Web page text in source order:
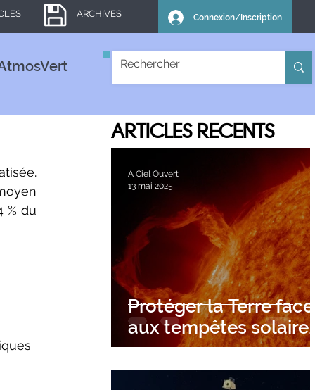
ARCHIVES Connexion/Inscription
% du
ARTICLES RECENTS
Protéger la Terre face
aux tempêtes
?
A Ciel Ouvert
13 mai 2025